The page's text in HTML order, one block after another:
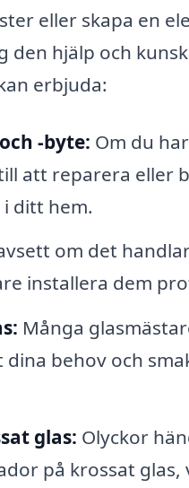
eller skapa en
den hjälp och
erbjuda:
-byte: Om du
att reparera eller
ditt hem.
om det
installera dem
Många
dina behov och
glas: Olyckor
på krossat